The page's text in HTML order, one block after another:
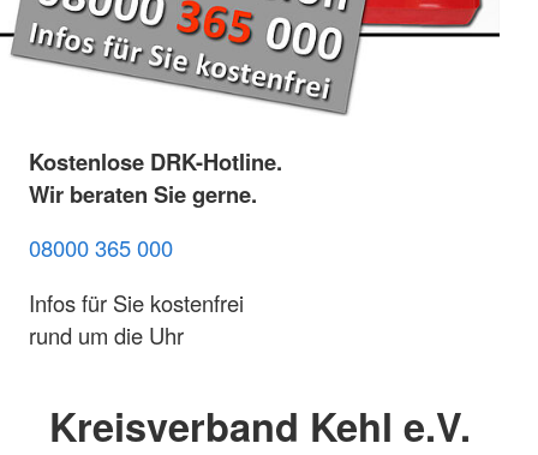
Kostenlose DRK-Hotline.
Wir beraten Sie gerne.
08000 365 000
Infos für Sie kostenfrei
rund um die Uhr
Kreisverband Kehl e.V.